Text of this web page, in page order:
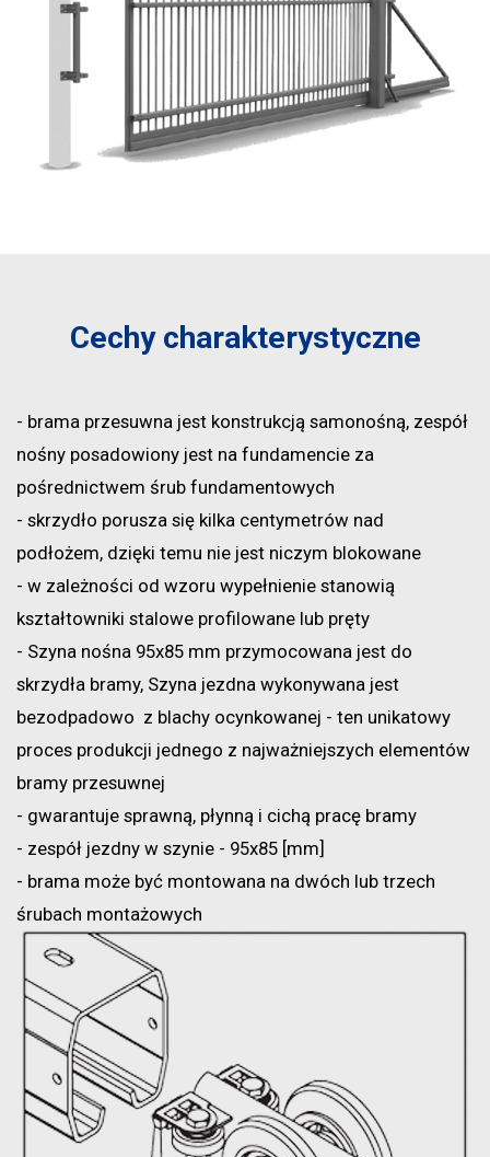
Cechy charakterystyczne
- brama przesuwna jest konstrukcją samonośną, zespół
nośny posadowiony jest na fundamencie za
pośrednictwem śrub fundamentowych
- skrzydło porusza się kilka centymetrów nad
podłożem, dzięki temu nie jest niczym blokowane
- w zależności od wzoru wypełnienie stanowią
kształtowniki stalowe profilowane lub pręty
- Szyna nośna 95x85 mm przymocowana jest do
skrzydła bramy, Szyna jezdna wykonywana jest
bezodpadowo z blachy ocynkowanej - ten unikatowy
proces produkcji jednego z najważniejszych elementów
bramy przesuwnej
- gwarantuje sprawną, płynną i cichą pracę bramy
- zespół jezdny w szynie - 95x85 [mm]
- brama może być montowana na dwóch lub trzech
śrubach montażowych